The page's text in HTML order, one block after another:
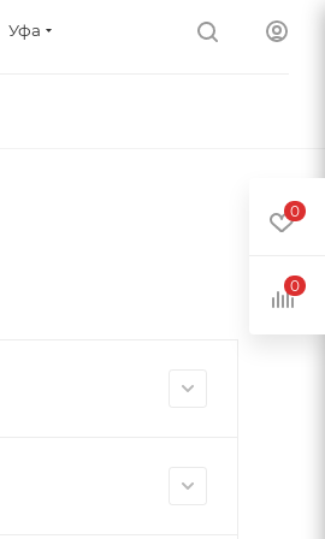
Уфа
0
0